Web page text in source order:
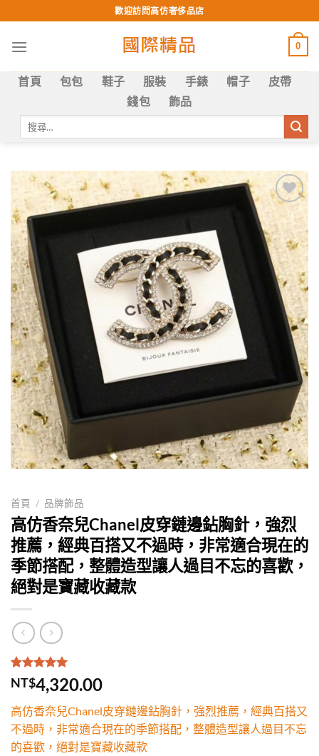
to
content
歡迎訪問高仿奢侈品店
0
首頁 包包 鞋子 服裝 手錶 帽子
皮帶
錢包
飾品
字:
Add to
wishlist
首頁 / 品牌飾品
高仿香奈兒Chanel皮穿鏈邊鉆胸針，強烈
推薦，經典百搭又不過時，非常適合現在的
季節搭配，整體造型讓人過目不忘的喜歡，
絕對是寶藏收藏款
評分 5.00/
5，已有
1
位
分
NT$4,320.00
高仿香奈兒Chanel皮穿鏈邊鉆胸針，強烈推薦，經典百搭又
不過時，非常適合現在的季節搭配，整體造型讓人過目不忘
的喜歡，絕對是寶藏收藏款